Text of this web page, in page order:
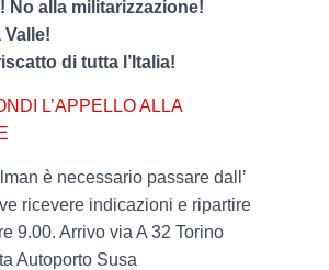
No alla militarizzazione!
di tutta l’Italia!
L’APPELLO ALLA
è necessario passare dall’
ricevere indicazioni e ripartire
9.00. Arrivo via A 32 Torino
Autoporto Susa